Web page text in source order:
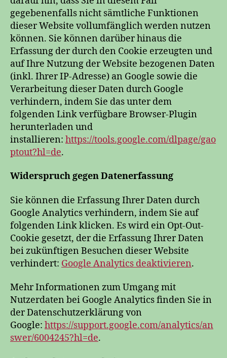
gegebenenfalls nicht sämtliche Funktionen
dieser Website vollumfänglich werden nutzen
können. Sie können darüber hinaus die
Erfassung der durch den Cookie erzeugten und
auf Ihre Nutzung der Website bezogenen Daten
(inkl. Ihrer IP-Adresse) an Google sowie die
Verarbeitung dieser Daten durch Google
verhindern, indem Sie das unter dem
folgenden Link verfügbare Browser-Plugin
herunterladen und
installieren: https://tools.google.com/dlpage/gao
ptout?hl=de.
Widerspruch gegen Datenerfassung
Sie können die Erfassung Ihrer Daten durch
Google Analytics verhindern, indem Sie auf
folgenden Link klicken. Es wird ein Opt-Out-
Cookie gesetzt, der die Erfassung Ihrer Daten
bei zukünftigen Besuchen dieser Website
verhindert: Google Analytics deaktivieren.
Mehr Informationen zum Umgang mit
Nutzerdaten bei Google Analytics finden Sie in
der Datenschutzerklärung von
Google: https://support.google.com/analytics/an
swer/6004245?hl=de.